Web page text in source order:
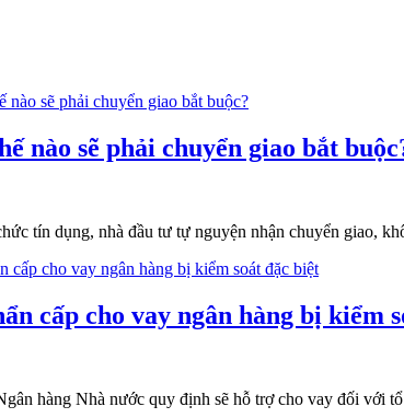
nào sẽ phải chuyển giao bắt
tín dụng, nhà đầu tư tự nguyện nhận chuyển giao,
cấp cho vay ngân hàng bị kiểm
hàng Nhà nước quy định sẽ hỗ trợ cho vay đối với